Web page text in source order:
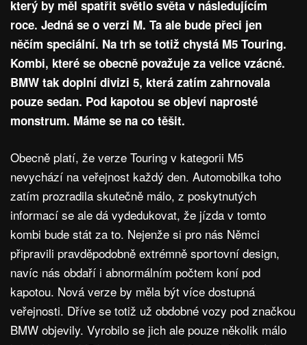
který by měl spatřit světlo světa v následujícím
roce. Jedná se o verzi M. Ta ale bude přeci jen
něčím speciální. Na trh se totiž chystá M5 Touring.
Kombi, které se obecně považuje za velice vzácné.
BMW tak doplní divizi 5, která zatím zahrnovala
pouze sedan. Pod kapotou se objeví naprosté
monstrum. Máme se na co těšit.
Obecně platí, že verze Touring v kategorii M5
nevychází na veřejnost každý den. Automobilka toho
zatím prozradila skutečně málo, z poskytnutých
informací se ale dá vydedukovat, že jízda v tomto
kombi bude stát za to. Nejenže si pro nás Němci
připravili pravděpodobně extrémně sportovní design,
navíc nás obdaří i abnormálním počtem koní pod
kapotou. Nová verze by měla být více dostupná
veřejnosti. Dříve se totiž už obdobné vozy pod značkou
BMW objevily. Vyrobilo se jich ale pouze několik málo